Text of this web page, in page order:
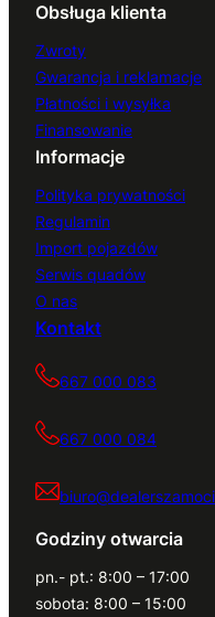
Obsługa klienta
Zwroty
Gwarancja i reklamacje
Płatności i wysyłka
Finansowanie
Informacje
Polityka prywatności
Regulamin
Import pojazdów
Serwis quadów
O nas
Kontakt
667 000 083
667 000 084
Godziny otwarcia
pn.- pt.: 8:00 – 17:00
sobota: 8:00 – 15:00